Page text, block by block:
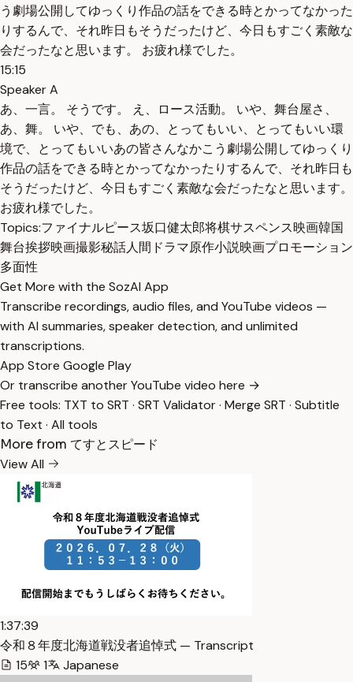
う劇場公開してゆっくり作品の話をできる時とかってなかった
りするんで、それ昨日もそうだったけど、今日もすごく素敵な
会だったなと思います。 お疲れ様でした。
15:15
Speaker A
あ、一言。 そうです。 え、ロース活動。 いや、舞台屋さ、
あ、舞。 いや、でも、あの、とってもいい、とってもいい環
境で、とってもいいあの皆さんなかこう劇場公開してゆっくり
作品の話をできる時とかってなかったりするんで、それ昨日も
そうだったけど、今日もすごく素敵な会だったなと思います。
お疲れ様でした。
Topics:ファイナルピース坂口健太郎将棋サスペンス映画韓国
舞台挨拶映画撮影秘話人間ドラマ原作小説映画プロモーション
多面性
Get More with the SozAI App
Transcribe recordings, audio files, and YouTube videos —
with AI summaries, speaker detection, and unlimited
transcriptions.
App Store Google Play
Or transcribe another YouTube video here →
Free tools: TXT to SRT · SRT Validator· Merge SRT · Subtitle
to Text · All tools
More from てすとスピード
View All
1:37:39
令和８年度北海道戦没者追悼式 — Transcript
15
1 Japanese